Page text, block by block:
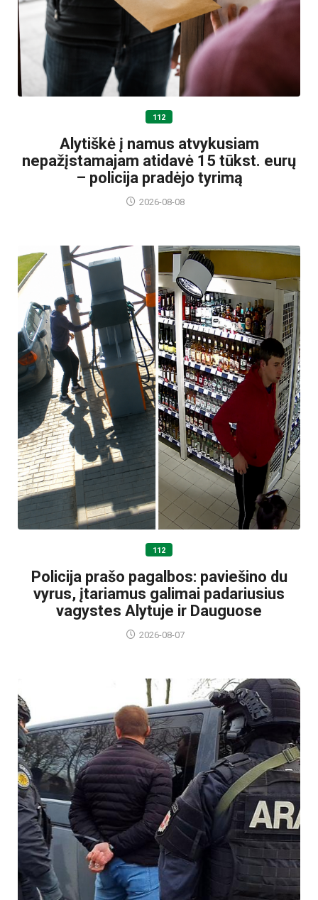
112
Alytiškė į namus atvykusiam
nepažįstamajam atidavė 15 tūkst. eurų
– policija pradėjo tyrimą
2026-08-08
112
Policija prašo pagalbos: paviešino du
vyrus, įtariamus galimai padariusius
vagystes Alytuje ir Dauguose
2026-08-07